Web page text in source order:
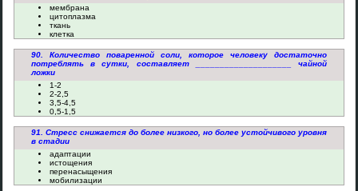
мембрана
цитоплазма
ткань
клетка
90. Количество поваренной соли, которое человеку достаточно
потреблять в сутки, составляет ____________________ чайной
ложки
1-2
2-2,5
3,5-4,5
0,5-1,5
91. Стресс снижается до более низкого, но более устойчивого уровня
в стадии
адаптации
истощения
перенасыщения
мобилизации